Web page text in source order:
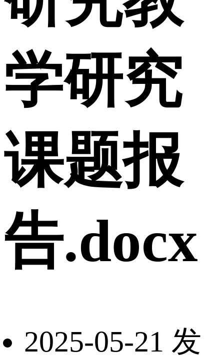
学研究
课题报
告.docx
2025-05-21 发